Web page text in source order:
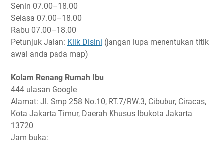
Senin 07.00–18.00
Selasa 07.00–18.00
Rabu 07.00–18.00
Petunjuk Jalan: Klik Disini (jangan lupa menentukan titik
awal anda pada map)
Kolam Renang Rumah Ibu
444 ulasan Google
Alamat: Jl. Smp 258 No.10, RT.7/RW.3, Cibubur, Ciracas,
Kota Jakarta Timur, Daerah Khusus Ibukota Jakarta
13720
Jam buka: